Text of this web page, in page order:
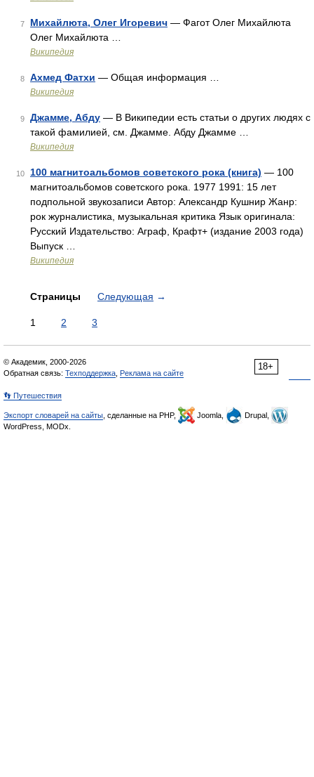
7 Михайлюта, Олег Игоревич — Фагот Олег Михайлюта
Олег Михайлюта …
Википедия
8 Ахмед Фатхи — Общая информация …
Википедия
9 Джамме, Абду — В Википедии есть статьи о других людях с
такой фамилией, см. Джамме. Абду Джамме …
Википедия
10 100 магнитоальбомов советского рока (книга) — 100
магнитоальбомов советского рока. 1977 1991: 15 лет
подпольной звукозаписи Автор: Александр Кушнир Жанр:
рок журналистика, музыкальная критика Язык оригинала:
Русский Издательство: Аграф, Крафт+ (издание 2003 года)
Выпуск …
Википедия
Страницы Следующая →
1 2 3
18+
© Академик, 2000-2026
Обратная связь: Техподдержка Реклама на сайте
👣 Путешествия
Экспорт словарей на сайты , сделанные на PHP, Joomla,
Drupal,
WordPress, MODx.